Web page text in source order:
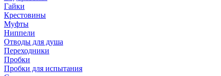
Гайки
Крестовины
Муфты
Ниппели
Отводы для душа
Переходники
Пробки
Пробки для испытания